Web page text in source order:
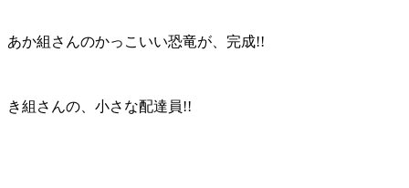
あか組さんのかっこいい恐竜が、完成!!
き組さんの、小さな配達員!!